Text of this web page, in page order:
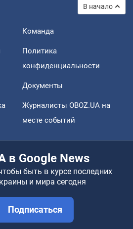
В начало
Команда
Политика
конфиденциальности
Документы
Журналисты OBOZ.UA на
месте событий
в Google News
быть в курсе последних
и мира сегодня
Подписаться